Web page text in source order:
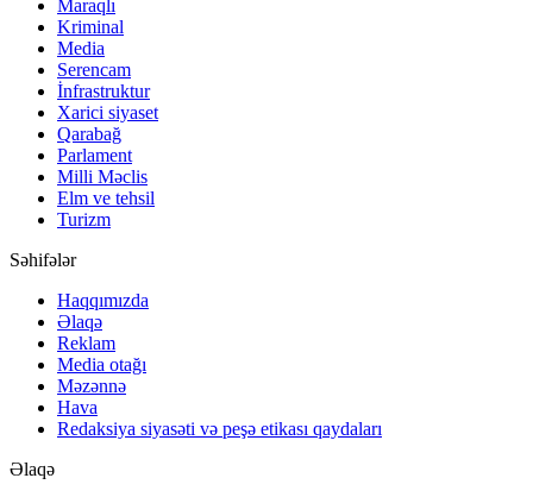
Maraqlı
Kriminal
Media
Serencam
İnfrastruktur
Xarici siyaset
Qarabağ
Parlament
Milli Məclis
Elm ve tehsil
Turizm
Səhifələr
Haqqımızda
Əlaqə
Reklam
Media otağı
Məzənnə
Hava
Redaksiya siyasəti və peşə etikası qaydaları
Əlaqə